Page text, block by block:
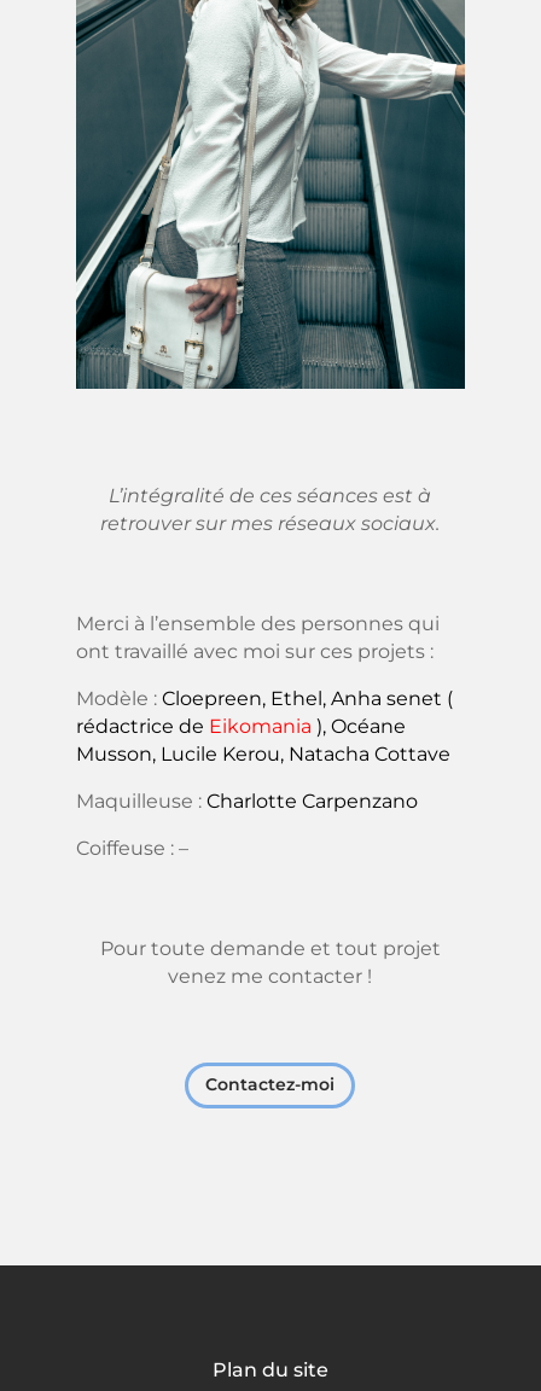
L’intégralité de ces séances est à
retrouver sur mes réseaux sociaux.
Merci à l’ensemble des personnes qui
ont travaillé avec moi sur ces projets :
Modèle : Cloepreen, Ethel , Anha senet (
rédactrice de Eikomania ), Océane
Musson, Lucile Kerou, Natacha Cottave
Maquilleuse : Charlotte Carpenzano
Coiffeuse : –
Pour toute demande et tout projet
venez me contacter !
Contactez-moi
Plan du site